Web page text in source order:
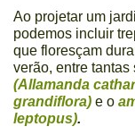
Ao projetar um
podemos incluir
que floresçam
verão, entre tantas
(Allamanda
grandiflora) e o
leptopus).